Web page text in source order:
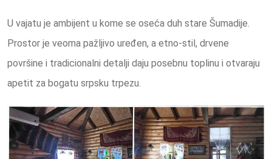
U vajatu je ambijent u kome se oseća duh stare Šumadije.
Prostor je veoma pažljivo uređen, a etno-stil, drvene
površine i tradicionalni detalji daju posebnu toplinu i otvaraju
apetit za bogatu srpsku trpezu.